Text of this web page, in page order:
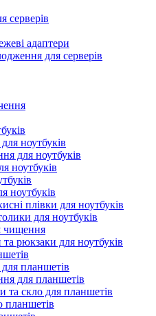
серверів
адаптери
для серверів
ноутбуків
для ноутбуків
ноутбуків
ноутбуків
плівки для ноутбуків
для ноутбуків
чищення
рюкзаки для ноутбуків
планшетів
для планшетів
та скло для планшетів
планшетів